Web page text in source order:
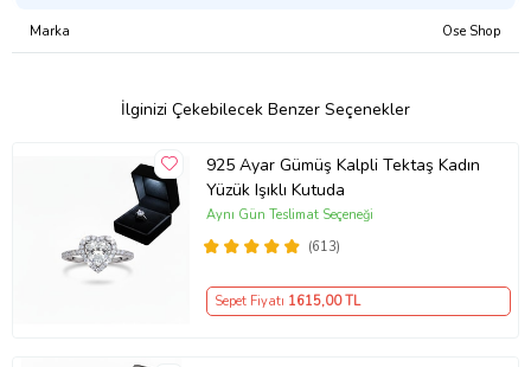
Marka Ose Shop
İlginizi Çekebilecek Benzer Seçenekler
925 Ayar Gümüş Kalpli Tektaş Kadın
Yüzük Işıklı Kutuda
(613)
Aynı Gün Teslimat Seçeneği
Sepet Fiyatı 1615,00 TL